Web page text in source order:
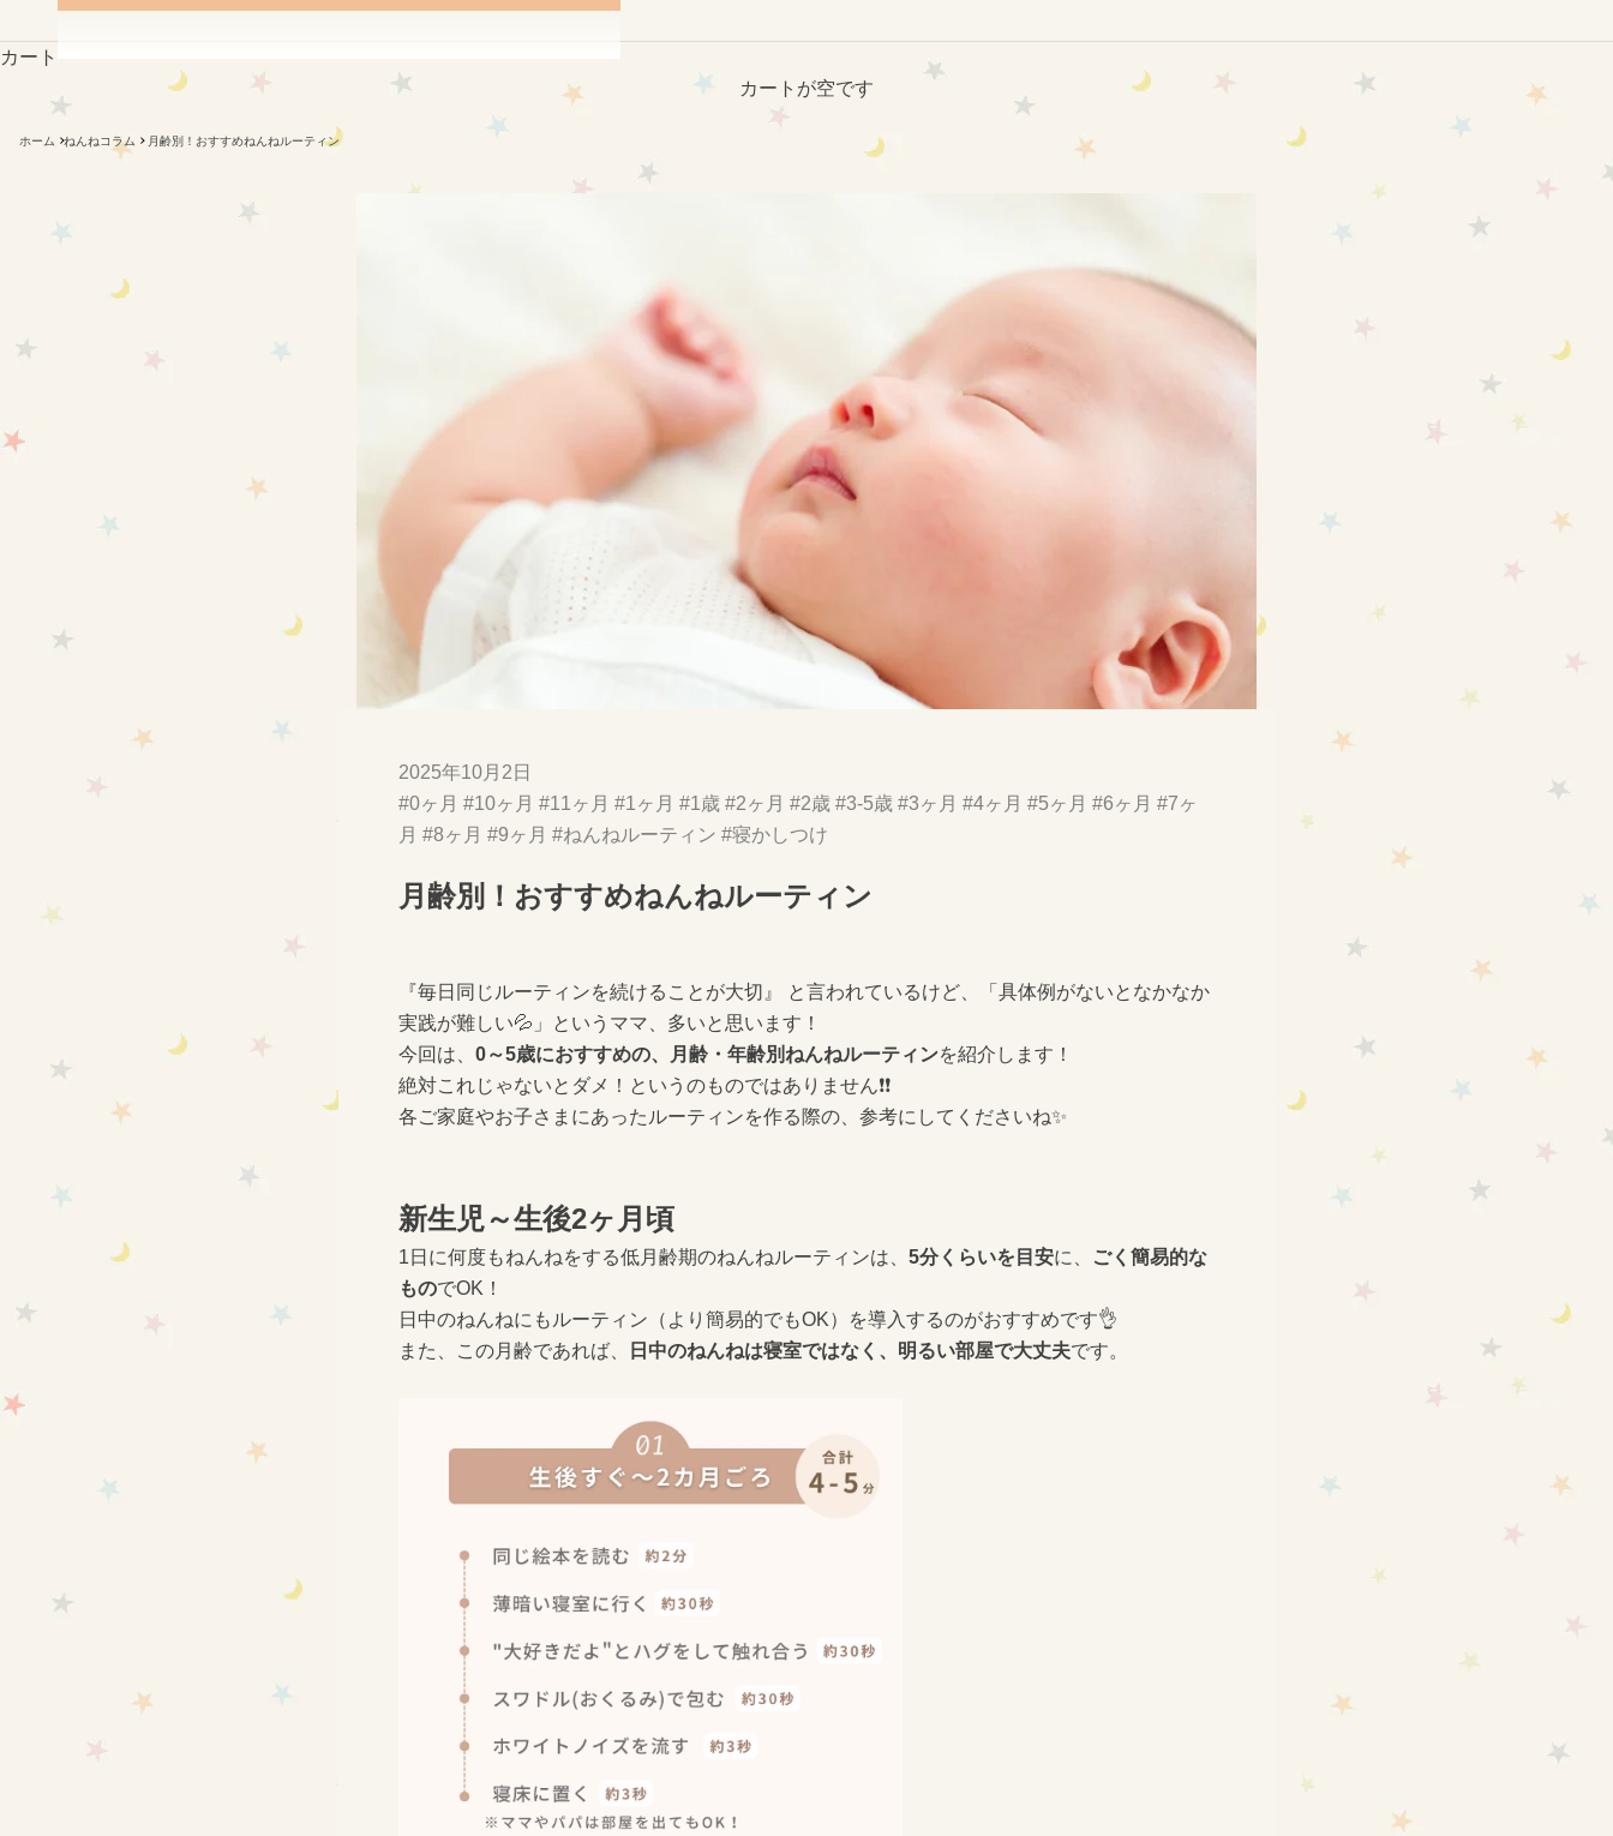
カート
カートが空です
ホーム ねんねコラム 月齢別！おすすめねんねルーティン
2025年10月2日
#0ヶ月 #10ヶ月 #11ヶ月 #1ヶ月 #1歳 #2ヶ月 #2歳 #3-5歳 #3ヶ月 #4ヶ月 #5ヶ月 #6ヶ月 #7ヶ
月 #8ヶ月 #9ヶ月 #ねんねルーティン #寝かしつけ
月齢別！おすすめねんねルーティン
『毎日同じルーティンを続けることが大切』 と言われているけど、「具体例がないとなかなか
実践が難しい💦」というママ、多いと思います！
今回は、 0～5歳におすすめの、月齢・年齢別ねんねルーティンを紹介します！
絶対これじゃないとダメ！というのものではありません❗️❗️
各ご家庭やお子さまにあったルーティンを作る際の、参考にしてくださいね✨
新生児～生後2ヶ月頃
1日に何度もねんねをする低月齢期のねんねルーティンは、 5分くらいを目安に、
ごく簡易的な
ものでOK！
日中のねんねにもルーティン（より簡易的でもOK）を導入するのがおすすめです👌
また、この月齢であれば、
日中のねんねは寝室ではなく、明るい部屋で大丈夫です。